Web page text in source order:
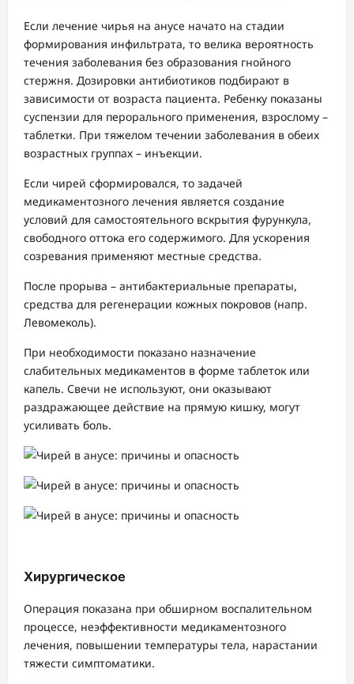
Если лечение чирья на анусе начато на стадии
формирования инфильтрата, то велика вероятность
течения заболевания без образования гнойного
стержня. Дозировки антибиотиков подбирают в
зависимости от возраста пациента. Ребенку показаны
суспензии для перорального применения, взрослому –
таблетки. При тяжелом течении заболевания в обеих
возрастных группах – инъекции.
Если чирей сформировался, то задачей
медикаментозного лечения является создание
условий для самостоятельного вскрытия фурункула,
свободного оттока его содержимого. Для ускорения
созревания применяют местные средства.
После прорыва – антибактериальные препараты,
средства для регенерации кожных покровов (напр.
Левомеколь).
При необходимости показано назначение
слабительных медикаментов в форме таблеток или
капель. Свечи не используют, они оказывают
раздражающее действие на прямую кишку, могут
усиливать боль.
Хирургическое
Операция показана при обширном воспалительном
процессе, неэффективности медикаментозного
лечения, повышении температуры тела, нарастании
тяжести симптоматики.